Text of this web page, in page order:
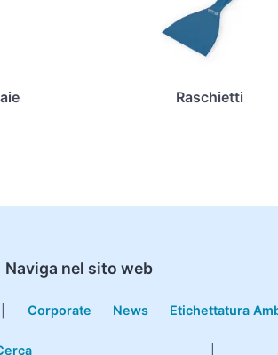
Raschietti
Naviga nel sito web
Corporate News Etichettatura